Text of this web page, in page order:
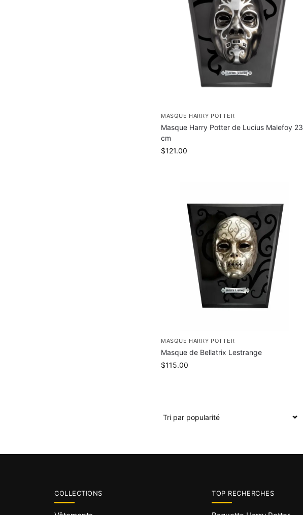
MASQUE HARRY POTTER
Masque Harry Potter de Lucius Malefoy 23
cm
$121.00
MASQUE HARRY POTTER
Masque de Bellatrix Lestrange
$115.00
COLLECTIONS TOP RECHERCHES